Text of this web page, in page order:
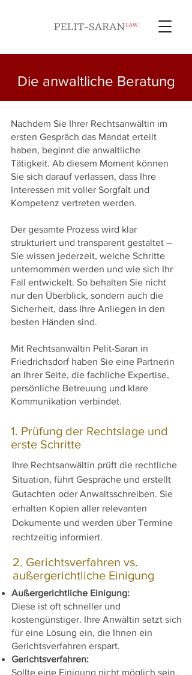
Die anwaltliche Beratung
Nachdem Sie Ihrer Rechtsanwältin im
ersten Gespräch das Mandat erteilt
haben, beginnt die anwaltliche
Tätigkeit. Ab diesem Moment können
Sie sich darauf verlassen, dass Ihre
Interessen mit voller Sorgfalt und
Kompetenz vertreten werden.
Der gesamte Prozess wird klar
strukturiert und transparent gestaltet –
Sie wissen jederzeit, welche Schritte
unternommen werden und wie sich Ihr
Fall entwickelt. So behalten Sie nicht
nur den Überblick, sondern auch die
Sicherheit, dass Ihre Anliegen in den
besten Händen sind.
Mit Rechtsanwältin Pelit-Saran in
Friedrichsdorf haben Sie eine Partnerin
an Ihrer Seite, die fachliche Expertise,
persönliche Betreuung und klare
Kommunikation verbindet.
1. Prüfung der Rechtslage und
erste Schritte
Ihre Rechtsanwältin prüft die rechtliche
Situation, führt Gespräche und erstellt
Gutachten oder Anwaltsschreiben. Sie
erhalten Kopien aller relevanten
Dokumente und werden über Termine
rechtzeitig informiert.
2. Gerichtsverfahren vs.
außergerichtliche Einigung
Außergerichtliche Einigung:
Diese ist oft schneller und
kostengünstiger. Ihre Anwältin setzt sich
für eine Lösung ein, die Ihnen ein
Gerichtsverfahren erspart.
Gerichtsverfahren:
Sollte eine Einigung nicht möglich sein,